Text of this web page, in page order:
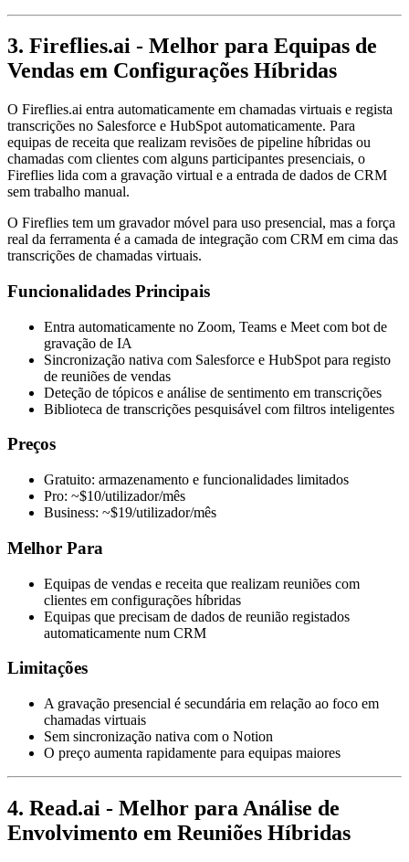
3. Fireflies.ai - Melhor para Equipas de
Vendas em Configurações Híbridas
O Fireflies.ai entra automaticamente em chamadas virtuais e regista
transcrições no Salesforce e HubSpot automaticamente. Para
equipas de receita que realizam revisões de pipeline híbridas ou
chamadas com clientes com alguns participantes presenciais, o
Fireflies lida com a gravação virtual e a entrada de dados de CRM
sem trabalho manual.
O Fireflies tem um gravador móvel para uso presencial, mas a força
real da ferramenta é a camada de integração com CRM em cima das
transcrições de chamadas virtuais.
Funcionalidades Principais
Entra automaticamente no Zoom, Teams e Meet com bot de
gravação de IA
Sincronização nativa com Salesforce e HubSpot para registo
de reuniões de vendas
Deteção de tópicos e análise de sentimento em transcrições
Biblioteca de transcrições pesquisável com filtros inteligentes
Preços
Gratuito: armazenamento e funcionalidades limitados
Pro: ~$10/utilizador/mês
Business: ~$19/utilizador/mês
Melhor Para
Equipas de vendas e receita que realizam reuniões com
clientes em configurações híbridas
Equipas que precisam de dados de reunião registados
automaticamente num CRM
Limitações
A gravação presencial é secundária em relação ao foco em
chamadas virtuais
Sem sincronização nativa com o Notion
O preço aumenta rapidamente para equipas maiores
4. Read.ai - Melhor para Análise de
Envolvimento em Reuniões Híbridas